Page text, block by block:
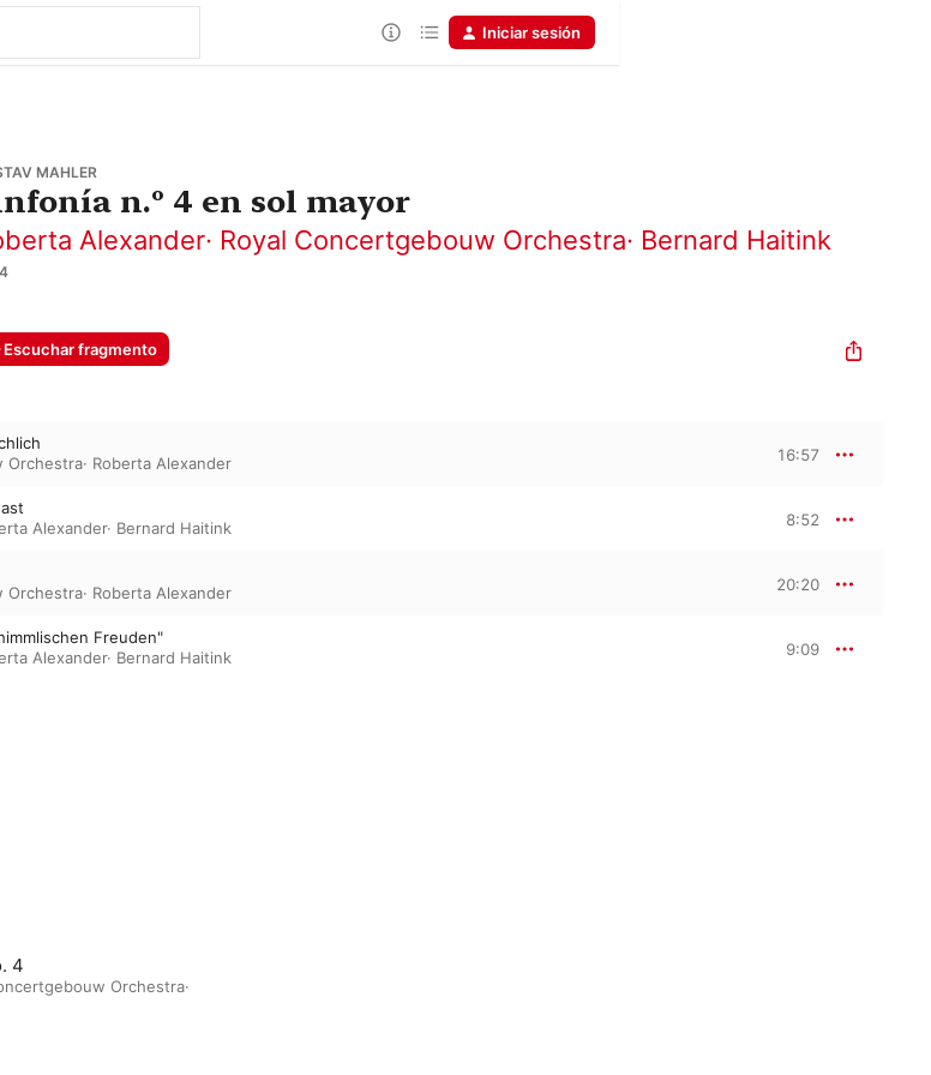
Iniciar sesión
MAHLER
n.º 4 en sol mayor
Alexander· Royal Concertgebouw Orchestra· Bernard Haitink
Escuchar fragmento
Orchestra· Roberta Alexander 16:57
Alexander· Bernard Haitink 8:52
Orchestra· Roberta Alexander 20:20
Freuden"
Alexander· Bernard Haitink 9:09
4
Orchestra·